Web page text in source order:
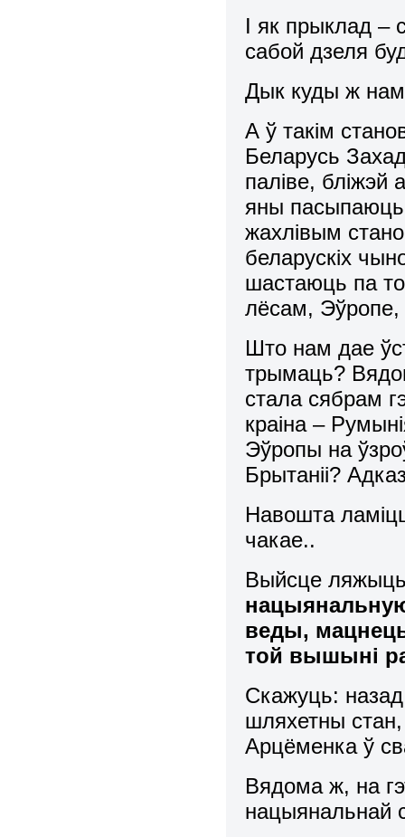
І як прыклад –
сабой дзеля
Дык куды ж
А ў такім
Беларусь
паліве, бліжэй
яны
жахлівым
беларускіх
шастаюць па
лёсам, Эўропе,
Што нам дае
трымаць?
стала сябрам
краіна –
Эўропы на
Брытаніі?
Навошта
чакае..
Выйсце
веды,
той вышыні
Скажуць:
шляхетны стан,
Арцёменка ў
Вядома ж, на
нацыянальнай